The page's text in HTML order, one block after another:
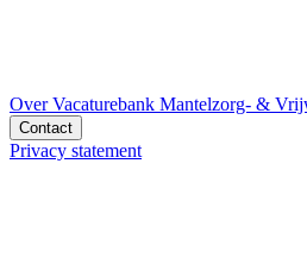
Over Vacaturebank Mantelzorg- &
Contact
Privacy statement